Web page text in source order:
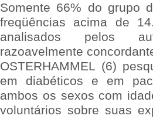
Somente 66% do grupo
freqüências acima de
analisados pelos
razoavelmente
OSTERHAMMEL (6)
em diabéticos e em
ambos os sexos com
voluntários sobre suas